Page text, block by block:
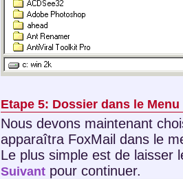
Etape 5: Dossier dans le
Nous devons maintenant
apparaîtra FoxMail dans le
Le plus simple est de laisser
Suivant pour continuer.